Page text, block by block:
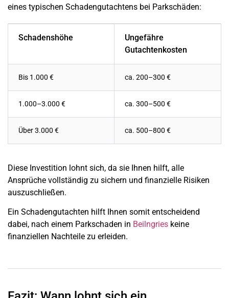
eines typischen Schadengutachtens bei Parkschäden:
Schadenshöhe
Ungefähre
Gutachtenkosten
Bis 1.000 € ca. 200–300 €
1.000–3.000 € ca. 300–500 €
Über 3.000 € ca. 500–800 €
Diese Investition lohnt sich, da sie Ihnen hilft, alle
Ansprüche vollständig zu sichern und finanzielle Risiken
auszuschließen.
Ein Schadengutachten hilft Ihnen somit entscheidend
dabei, nach einem Parkschaden in Beilngries keine
finanziellen Nachteile zu erleiden.